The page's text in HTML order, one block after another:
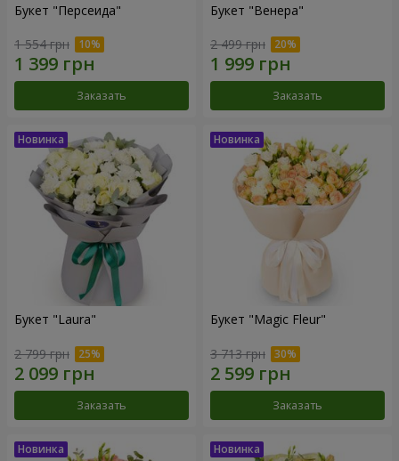
Букет "Персеида"
1 554 грн
Заказать
Букет "Венера"
2 499 грн
Заказать
Букет "Laura"
2 799 грн
Заказать
Букет "Magic Fleur"
3 713 грн
Заказать